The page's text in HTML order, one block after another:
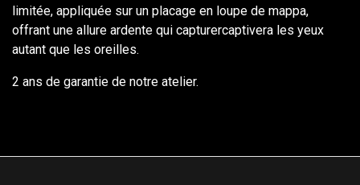
limitée, appliquée sur un placage en loupe de mappa,
offrant une allure ardente qui capturercaptivera les yeux
autant que les oreilles.
2 ans de garantie de notre atelier.